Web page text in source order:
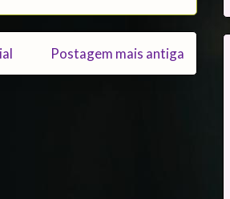
Postagem mais antiga